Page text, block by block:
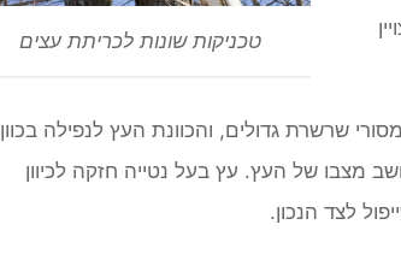
טכניקות שונות לכריתת עצים
שרשרת גדולים, והכוונת העץ לנפילה בכוון
מצבו של העץ. עץ בעל נטייה חזקה לכיוון
לצד הנכון.